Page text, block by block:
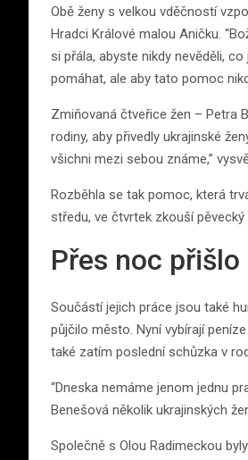
Obě ženy s velkou vděčností
Hradci Králové malou Aničku.
si přála, abyste nikdy nevěděli,
pomáhat, ale aby tato pomoc
Zmiňovaná čtveřice žen – Petra
rodiny, aby přivedly ukrajinské
všichni mezi sebou známe,”
Rozběhla se tak pomoc, která
středu, ve čtvrtek zkouší
Přes noc
Součástí jejich práce jsou také
půjčilo město. Nyní vybírají
také zatím poslední schůzka v
“Dneska nemáme jenom jednu
Benešová několik ukrajinských
Společně s Olou Radimeckou